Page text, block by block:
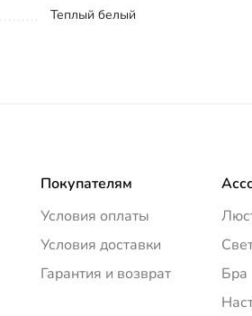
Теплый белый
Покупателям
Условия оплаты
Условия доставки
Гарантия и возврат
Бра